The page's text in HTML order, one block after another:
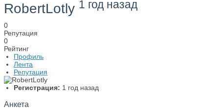
RobertLotly 1 год назад
0
Репутация
0
Рейтинг
Профиль
Лента
Репутация
Регистрация: 1 год назад
Анкета